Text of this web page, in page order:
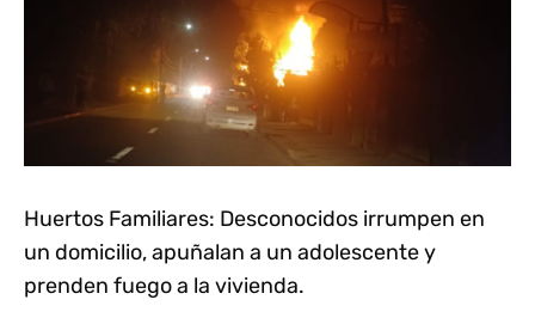
Huertos Familiares: Desconocidos irrumpen en
un domicilio, apuñalan a un adolescente y
prenden fuego a la vivienda.